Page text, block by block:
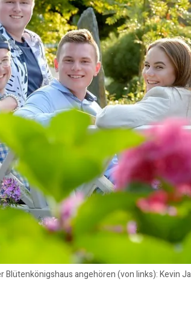
angehören (von links): Kevin